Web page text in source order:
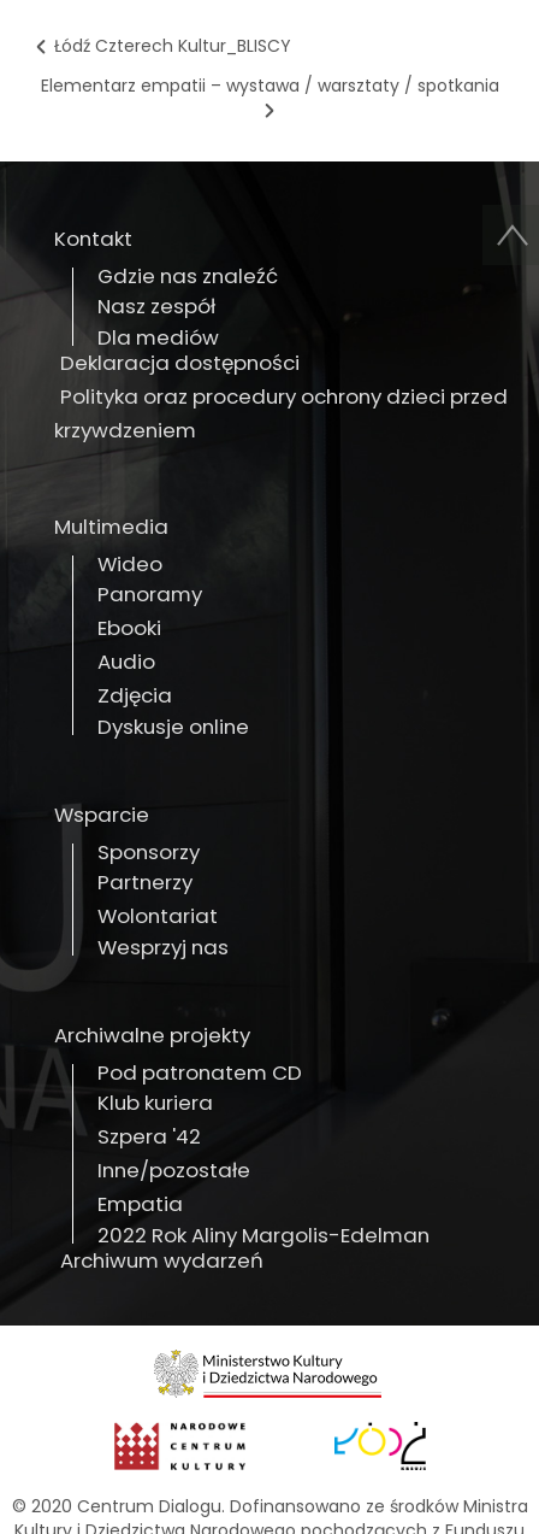
Łódź Czterech Kultur_BLISCY
Elementarz empatii – wystawa / warsztaty / spotkania
Kontakt
Gdzie nas znaleźć
Nasz zespół
Dla mediów
Deklaracja dostępności
Polityka oraz procedury ochrony dzieci przed
krzywdzeniem
Multimedia
Wideo
Panoramy
Ebooki
Audio
Zdjęcia
Dyskusje online
Wsparcie
Sponsorzy
Partnerzy
Wolontariat
Wesprzyj nas
Archiwalne projekty
Pod patronatem CD
Klub kuriera
Szpera '42
Inne/pozostałe
Empatia
2022 Rok Aliny Margolis-Edelman
Archiwum wydarzeń
© 2020 Centrum Dialogu. Dofinansowano ze środków Ministra